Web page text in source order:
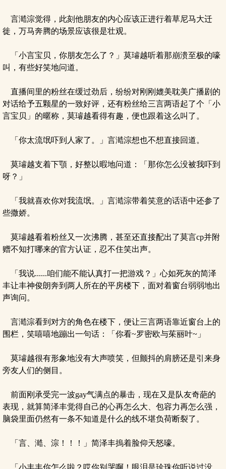
言澔淙觉得，此刻他朋友的内心应该正进行着草尼马大迁
徙，万马奔腾的场景应该很是壮观。
「小言宝贝，你朋友怎么了？」莫璿越听着那崩溃至极的嚎
叫，有些好笑地问道。
直播间里的粉丝在缓过劲后，纷纷对刚刚媲美耽美广播剧的
对话给予五颗星的一致好评，还有粉丝给三言两语起了个「小
言宝贝」的暱称，莫璿越看得有趣，便也跟着这么叫了。
「你太流氓吓到人家了。」言澔淙想也不想直接回道。
莫璿越支着下顎，好整以暇地问道：「那你怎么没被我吓到
呀？」
「我就喜欢你对我流氓。」言澔淙带着笑意的话语中还参了
些撒娇。
莫璿越看着粉丝又一次沸腾，甚至还直接配出了莫言cp并附
赠不知打哪来的官方认证，忍不住笑出声。
「我说......咱们能不能认真打一把游戏？」心如死灰的简泽
丰让丰神俊朗奔到两人所在的平房楼下，面对着窗台弱弱地出
声询问。
言澔淙看到对方的角色在楼下，便让三言两语靠近窗台上的
围栏，笑嘻嘻地蹦出一句话：「你看~罗密欧与茱丽叶~」
莫璿越很有形象地没有大声喷笑，但颤抖的肩膀还是引来身
旁友人们的侧目。
前面刚承受完一波gay气满点的暴击，现在又是队友奇葩的
表现，就算简泽丰觉得自己的心再怎么大、包容力再怎么强，
脑袋里面仍然有一条不知道是什么的线不堪负荷断裂了。
「言、澔、淙！！！」简泽丰摀着脸仰天怒嚎。
「小丰丰你怎么啦？哎你别哭啊！眼泪是珍珠你听说过没